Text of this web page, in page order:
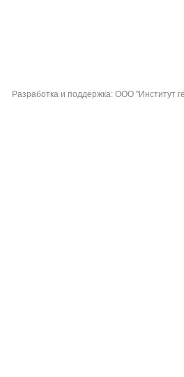
Разработка и поддержка: ООО "Институт